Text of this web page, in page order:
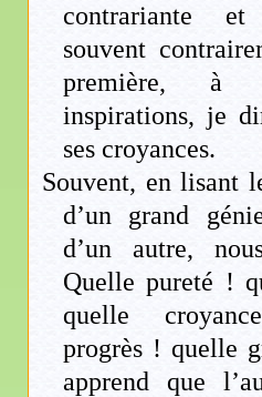
contrariante
souvent
première, à
inspirations, je
ses croyances.
Souvent, en lisant
d’un grand
d’un autre,
Quelle pureté !
quelle
progrès ! quelle
apprend que